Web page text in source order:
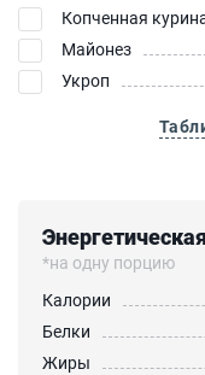
Копченная
Майонез
Укроп
*на одну порцию
Калории
Белки
Жиры